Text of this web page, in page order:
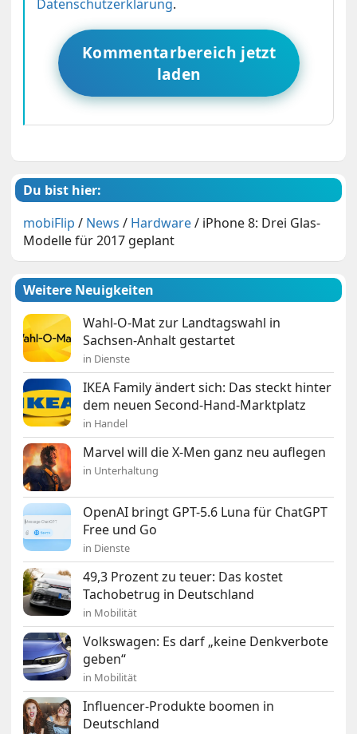
Datenschutzerklärung.
Kommentarbereich jetzt
laden
Du bist hier:
mobiFlip / News / Hardware/ iPhone 8: Drei Glas-
Modelle für 2017 geplant
Weitere Neuigkeiten
Wahl-O-Mat zur Landtagswahl in
Sachsen-Anhalt gestartet
in Dienste
IKEA Family ändert sich: Das steckt hinter
dem neuen Second-Hand-Marktplatz
in Handel
Marvel will die X-Men ganz neu auflegen
in Unterhaltung
OpenAI bringt GPT-5.6 Luna für ChatGPT
Free und Go
in Dienste
49,3 Prozent zu teuer: Das kostet
Tachobetrug in Deutschland
in Mobilität
Volkswagen: Es darf „keine Denkverbote
geben“
in Mobilität
Influencer-Produkte boomen in
Deutschland